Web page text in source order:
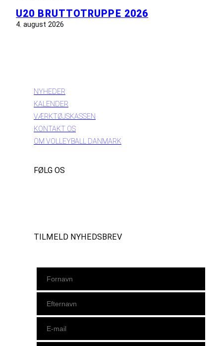
U20 BRUTTOTRUPPE 2026
4. august 2026
NYHEDER
KALENDER
VÆRKTØJSKASSEN
KONTAKT OS
OM VOLLEYBALL DANMARK
FØLG OS
TILMELD NYHEDSBREV